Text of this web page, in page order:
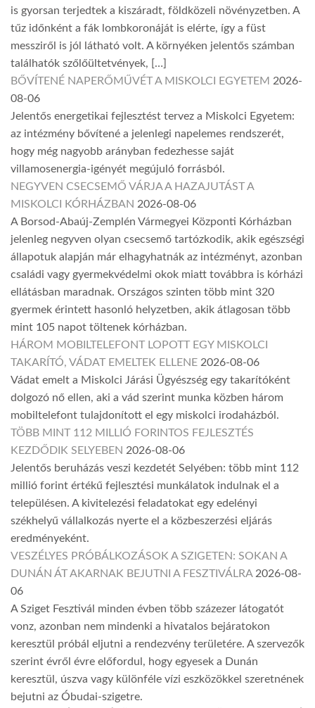
is gyorsan terjedtek a kiszáradt, földközeli növényzetben. A
tűz időnként a fák lombkoronáját is elérte, így a füst
messziről is jól látható volt. A környéken jelentős számban
találhatók szőlőültetvények, […]
BŐVÍTENÉ NAPERŐMŰVÉT A MISKOLCI EGYETEM 2026-
08-06
Jelentős energetikai fejlesztést tervez a Miskolci Egyetem:
az intézmény bővítené a jelenlegi napelemes rendszerét,
hogy még nagyobb arányban fedezhesse saját
villamosenergia-igényét megújuló forrásból.
NEGYVEN CSECSEMŐ VÁRJA A HAZAJUTÁST A
MISKOLCI KÓRHÁZBAN 2026-08-06
A Borsod-Abaúj-Zemplén Vármegyei Központi Kórházban
jelenleg negyven olyan csecsemő tartózkodik, akik egészségi
állapotuk alapján már elhagyhatnák az intézményt, azonban
családi vagy gyermekvédelmi okok miatt továbbra is kórházi
ellátásban maradnak. Országos szinten több mint 320
gyermek érintett hasonló helyzetben, akik átlagosan több
mint 105 napot töltenek kórházban.
HÁROM MOBILTELEFONT LOPOTT EGY MISKOLCI
TAKARÍTÓ, VÁDAT EMELTEK ELLENE 2026-08-06
Vádat emelt a Miskolci Járási Ügyészség egy takarítóként
dolgozó nő ellen, aki a vád szerint munka közben három
mobiltelefont tulajdonított el egy miskolci irodaházból.
TÖBB MINT 112 MILLIÓ FORINTOS FEJLESZTÉS
KEZDŐDIK SELYEBEN 2026-08-06
Jelentős beruházás veszi kezdetét Selyében: több mint 112
millió forint értékű fejlesztési munkálatok indulnak el a
településen. A kivitelezési feladatokat egy edelényi
székhelyű vállalkozás nyerte el a közbeszerzési eljárás
eredményeként.
VESZÉLYES PRÓBÁLKOZÁSOK A SZIGETEN: SOKAN A
DUNÁN ÁT AKARNAK BEJUTNI A FESZTIVÁLRA 2026-08-
06
A Sziget Fesztivál minden évben több százezer látogatót
vonz, azonban nem mindenki a hivatalos bejáratokon
keresztül próbál eljutni a rendezvény területére. A szervezők
szerint évről évre előfordul, hogy egyesek a Dunán
keresztül, úszva vagy különféle vízi eszközökkel szeretnének
bejutni az Óbudai-szigetre.